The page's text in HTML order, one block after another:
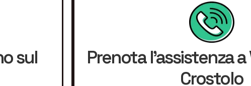
sul
Prenota l'assistenza a
Crostolo